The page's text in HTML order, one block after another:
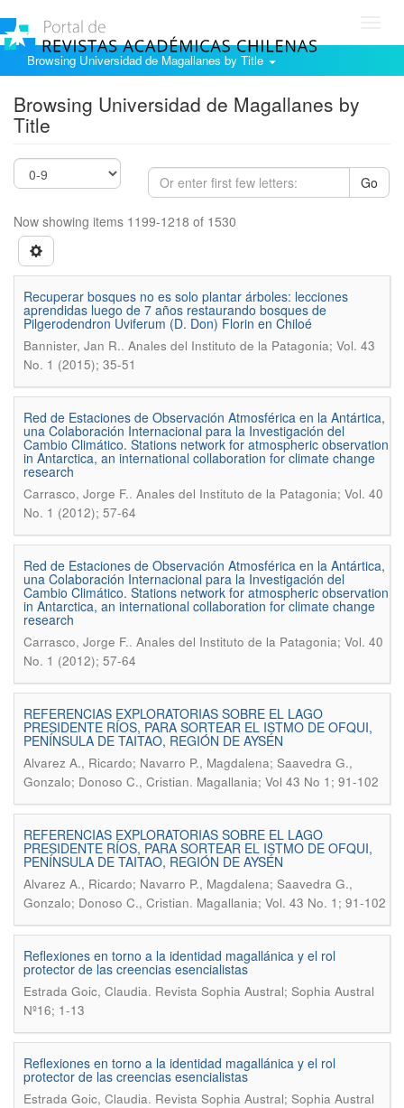
Browsing Universidad de Magallanes by Title
Browsing Universidad de Magallanes by
Title
Go
Now showing items 1199-1218 of 1530
Recuperar bosques no es solo plantar árboles: lecciones
aprendidas luego de 7 años restaurando bosques de
Pilgerodendron Uviferum (D. Don) Florin en Chiloé
Bannister, Jan R.. Anales del Instituto de la Patagonia; Vol. 43
No. 1 (2015); 35-51
Red de Estaciones de Observación Atmosférica en la Antártica,
una Colaboración Internacional para la Investigación del
Cambio Climático. Stations network for atmospheric observation
in Antarctica, an international collaboration for climate change
research
Carrasco, Jorge F.. Anales del Instituto de la Patagonia; Vol. 40
No. 1 (2012); 57-64
Red de Estaciones de Observación Atmosférica en la Antártica,
una Colaboración Internacional para la Investigación del
Cambio Climático. Stations network for atmospheric observation
in Antarctica, an international collaboration for climate change
research
Carrasco, Jorge F.. Anales del Instituto de la Patagonia; Vol. 40
No. 1 (2012); 57-64
REFERENCIAS EXPLORATORIAS SOBRE EL LAGO
PRESIDENTE RÍOS, PARA SORTEAR EL ISTMO DE OFQUI,
PENÍNSULA DE TAITAO, REGIÓN DE AYSÉN
Alvarez A., Ricardo; Navarro P., Magdalena; Saavedra G.,
Gonzalo; Donoso C., Cristian. Magallania; Vol 43 No 1; 91-102
REFERENCIAS EXPLORATORIAS SOBRE EL LAGO
PRESIDENTE RÍOS, PARA SORTEAR EL ISTMO DE OFQUI,
PENÍNSULA DE TAITAO, REGIÓN DE AYSÉN
Alvarez A., Ricardo; Navarro P., Magdalena; Saavedra G.,
Gonzalo; Donoso C., Cristian. Magallania; Vol. 43 No. 1; 91-102
Reflexiones en torno a la identidad magallánica y el rol
protector de las creencias esencialistas
Estrada Goic, Claudia. Revista Sophia Austral; Sophia Austral
Nº16; 1-13
Reflexiones en torno a la identidad magallánica y el rol
protector de las creencias esencialistas
Estrada Goic, Claudia. Revista Sophia Austral; Sophia Austral